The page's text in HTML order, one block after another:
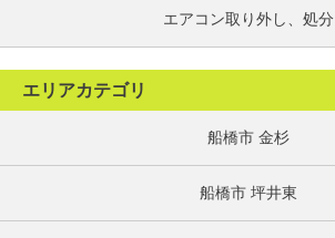
エアコン取り外し、処分
エリアカテゴリ
船橋市 金杉
船橋市 坪井東